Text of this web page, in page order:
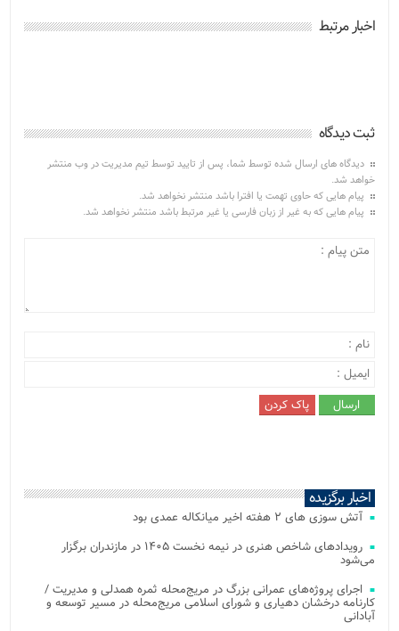
اخبار مرتبط
ثبت دیدگاه
دیدگاه های ارسال شده توسط شما، پس از تایید توسط تیم مدیریت در وب منتشر
خواهد شد.
پیام هایی که حاوی تهمت یا افترا باشد منتشر نخواهد شد.
پیام هایی که به غیر از زبان فارسی یا غیر مرتبط باشد منتشر نخواهد شد.
اخبار برگزیده
آتش‌ سوزی‌ های ۲ هفته اخیر میانکاله عمدی بود
رویدادهای شاخص هنری در نیمه نخست ۱۴۰۵ در مازندران برگزار
می‌شود
اجرای پروژه‌های عمرانی بزرگ در مریج‌محله ثمره همدلی و مدیریت /
کارنامه درخشان دهیاری و شورای اسلامی مریج‌محله در مسیر توسعه و
آبادانی